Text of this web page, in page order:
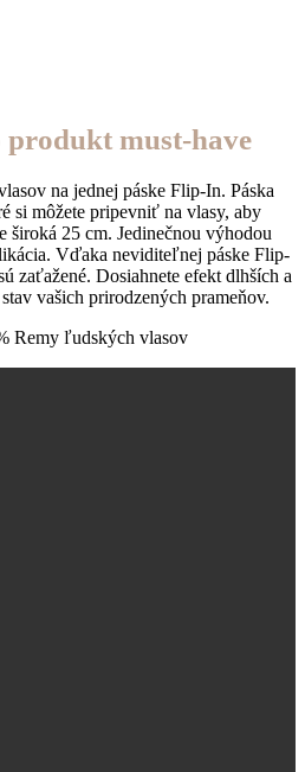
produkt must-have
na jednej páske Flip-In. Páska
si môžete pripevniť na vlasy, aby
široká 25 cm. Jedinečnou výhodou
Vďaka neviditeľnej páske Flip-
zaťažené. Dosiahnete efekt dlhších a
vašich prirodzených prameňov.
Remy ľudských vlasov